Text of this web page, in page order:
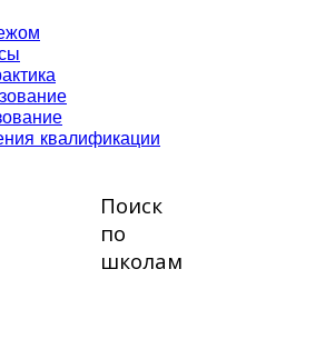
квалификации
Поиск
по
школам